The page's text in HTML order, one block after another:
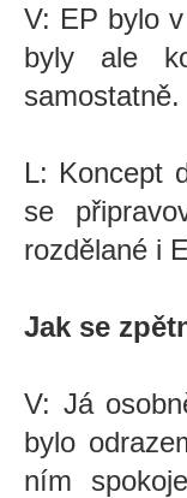
V: EP bylo
byly ale
samostatně.
L: Koncept
se
rozdělané i
Jak se
V: Já
bylo
ním